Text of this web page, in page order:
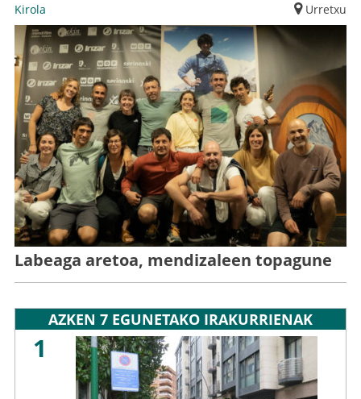
Kirola Urretxu
Labeaga aretoa, mendizaleen topagune
AZKEN 7 EGUNETAKO IRAKURRIENAK
1